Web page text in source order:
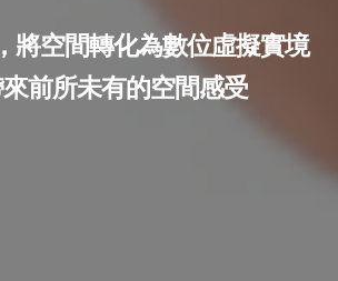
將空間轉化為數位虛擬實境
前所未有的空間感受